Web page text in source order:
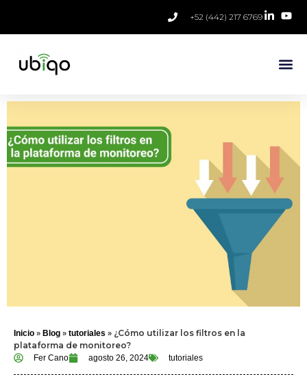
+52 (442) 217 6769
Inicio » Blog » tutoriales » ¿Cómo utilizar los filtros en la
plataforma de monitoreo?
Fer Cano agosto 26, 2024 tutoriales